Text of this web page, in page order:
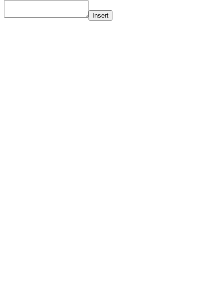
Insert